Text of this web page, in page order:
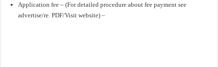
Application fee – (For detailed procedure about fee payment see
advertise/re. PDF/Visit website) –